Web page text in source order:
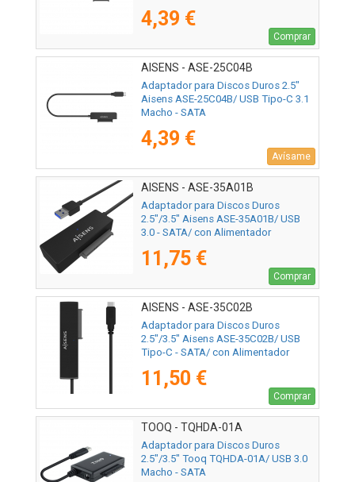
4,39 €
Comprar
AISENS - ASE-25C04B
Adaptador para Discos Duros 2.5"
Aisens ASE-25C04B/ USB Tipo-C 3.1
Macho - SATA
4,39 €
Avísame
AISENS - ASE-35A01B
Adaptador para Discos Duros
2.5"/3.5" Aisens ASE-35A01B/ USB
3.0 - SATA/ con Alimentador
11,75 €
Comprar
AISENS - ASE-35C02B
Adaptador para Discos Duros
2.5"/3.5" Aisens ASE-35C02B/ USB
Tipo-C - SATA/ con Alimentador
11,50 €
Comprar
TOOQ - TQHDA-01A
Adaptador para Discos Duros
2.5"/3.5" Tooq TQHDA-01A/ USB 3.0
Macho - SATA